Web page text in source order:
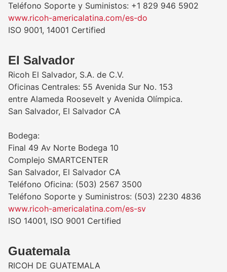
Teléfono Soporte y Suministos: +1 829 946 5902
www.ricoh-americalatina.com/es-do
ISO 9001, 14001 Certified
El Salvador
Ricoh El Salvador, S.A. de C.V.
Oficinas Centrales: 55 Avenida Sur No. 153
entre Alameda Roosevelt y Avenida Olímpica.
San Salvador, El Salvador CA
Bodega:
Final 49 Av Norte Bodega 10
Complejo SMARTCENTER
San Salvador, El Salvador CA
Teléfono Oficina: (503) 2567 3500
Teléfono Soporte y Suministros: (503) 2230 4836
www.ricoh-americalatina.com/es-sv
ISO 14001, ISO 9001 Certified
Guatemala
RICOH DE GUATEMALA